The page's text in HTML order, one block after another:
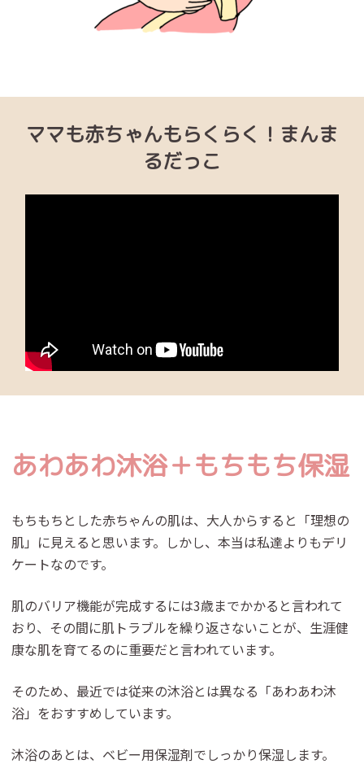
ママも赤ちゃんもらくらく！まんま
るだっこ
あわあわ沐浴＋もちもち保湿
もちもちとした赤ちゃんの肌は、大人からすると「理想の
肌」に見えると思います。しかし、本当は私達よりもデリ
ケートなのです。
肌のバリア機能が完成するには3歳までかかると言われて
おり、その間に肌トラブルを繰り返さないことが、生涯健
康な肌を育てるのに重要だと言われています。
そのため、最近では従来の沐浴とは異なる「あわあわ沐
浴」をおすすめしています。
沐浴のあとは、ベビー用保湿剤でしっかり保湿します。